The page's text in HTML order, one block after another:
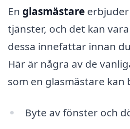
En glasmästare
tjänster, och det kan
dessa innefattar innan
Här är några av de
som en glasmästare kan
Byte av fönster och